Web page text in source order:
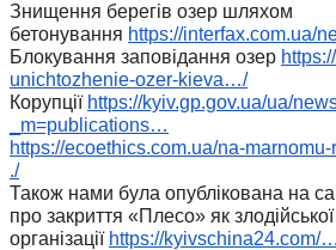
Знищення берегів озер шляхом
бетонування https://interfax.com.ua/
Блокування заповідання озер
unichtozhenie-ozer-kieva…/
Корупції https://kyiv.gp.gov.ua/ua/
_m=publications…
https://ecoethics.com.ua/na-
./
Також нами була опублікована на
про закриття «Плесо» як злодійської
організації https://kyivschina24.com/